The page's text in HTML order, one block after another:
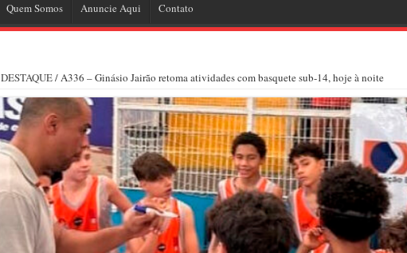
Quem Somos Anuncie Aqui Contato
DESTAQUE/A336 – Ginásio Jairão retoma atividades com basquete sub-14, hoje à noite